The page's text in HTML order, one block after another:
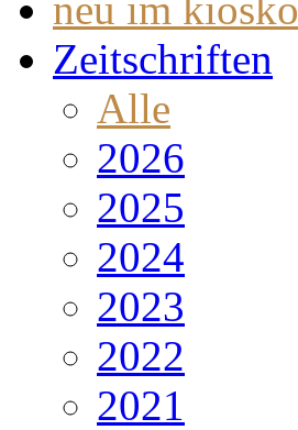
Zeitschriften
Alle
2026
2025
2024
2023
2022
2021